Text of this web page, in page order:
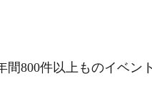
800件以上ものイベン